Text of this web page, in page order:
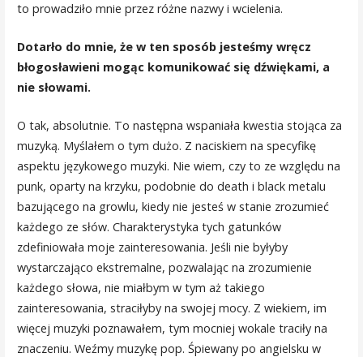
to prowadziło mnie przez różne nazwy i wcielenia.
Dotarło do mnie, że w ten sposób jesteśmy wręcz
błogosławieni mogąc komunikować się dźwiękami, a
nie słowami.
O tak, absolutnie. To następna wspaniała kwestia stojąca za
muzyką. Myślałem o tym dużo. Z naciskiem na specyfikę
aspektu językowego muzyki. Nie wiem, czy to ze względu na
punk, oparty na krzyku, podobnie do death i black metalu
bazującego na growlu, kiedy nie jesteś w stanie zrozumieć
każdego ze słów. Charakterystyka tych gatunków
zdefiniowała moje zainteresowania. Jeśli nie byłyby
wystarczająco ekstremalne, pozwalając na zrozumienie
każdego słowa, nie miałbym w tym aż takiego
zainteresowania, straciłyby na swojej mocy. Z wiekiem, im
więcej muzyki poznawałem, tym mocniej wokale traciły na
znaczeniu. Weźmy muzykę pop. Śpiewany po angielsku w